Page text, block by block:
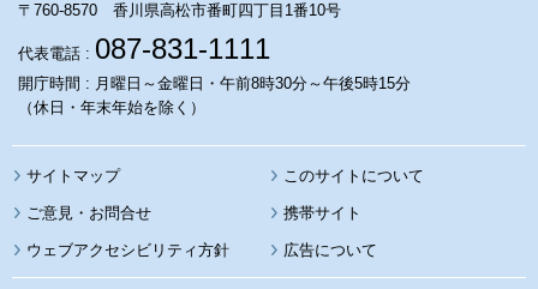
〒760-8570 香川県高松市番町四丁目1番10号
代表電話 : 087-831-1111
開庁時間 : 月曜日～金曜日・午前8時30分～午後5時15分
（休日・年末年始を除く）
サイトマップ このサイトについて
携帯サイト
ウェブアクセシビリティ方針 広告について